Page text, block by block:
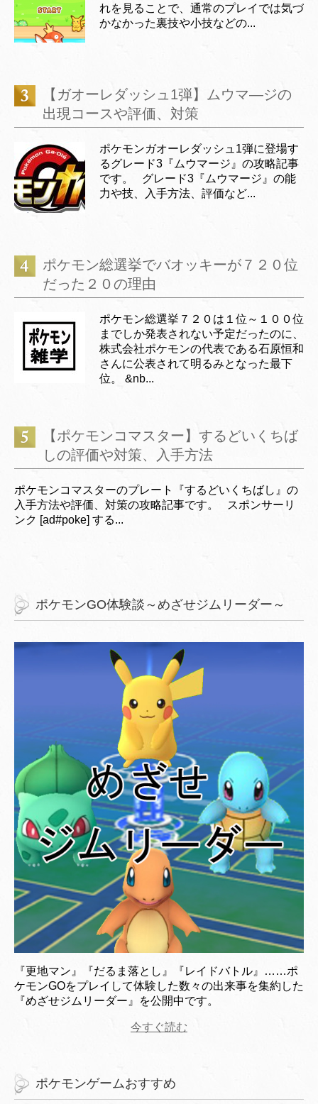
れを見ることで、通常のプレイでは気づ
かなかった裏技や小技などの...
【ガオーレダッシュ1弾】ムウマ―ジの
出現コースや評価、対策
ポケモンガオーレダッシュ1弾に登場す
るグレード3『ムウマージ』の攻略記事
です。 グレード3『ムウマージ』の能
力や技、入手方法、評価など...
ポケモン総選挙でバオッキーが７２０位
だった２０の理由
ポケモン総選挙７２０は１位～１００位
までしか発表されない予定だったのに、
株式会社ポケモンの代表である石原恒和
さんに公表されて明るみとなった最下
位。 &nb...
【ポケモンコマスター】するどいくちば
しの評価や対策、入手方法
ポケモンコマスターのプレート『するどいくちばし』の
入手方法や評価、対策の攻略記事です。 スポンサーリ
ンク [ad#poke] する...
ポケモンGO体験談～めざせジムリーダー～
『更地マン』『だるま落とし』『レイドバトル』……ポ
ケモンGOをプレイして体験した数々の出来事を集約した
『めざせジムリーダー』を公開中です。
今すぐ読む
ポケモンゲームおすすめ